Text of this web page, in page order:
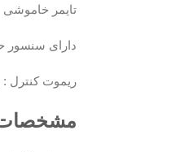
تایمر خاموشی
دارای سنسور
ریموت کنترل :
مشخصات